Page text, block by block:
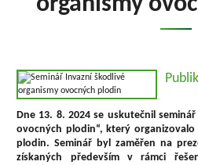
Dne 13. 8. 2024 se uskutečnil
ovocných plodin“, který
plodin. Seminář byl zaměřen na
získaných především v rámci